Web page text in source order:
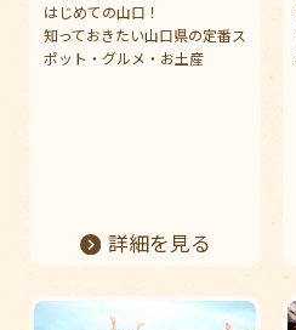
はじめての山口！
知っておきたい山口県の定番ス
ポット・グルメ・お土産
詳細を見る